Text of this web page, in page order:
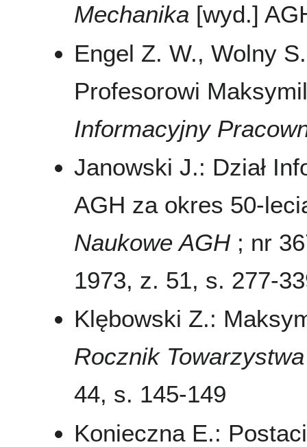
Mechanika [wyd.]
Engel Z. W., Wolny
Profesorowi
Informacyjny
Janowski J.: Dział
AGH za okres 50-
Naukowe AGH; nr
1973, z. 51, s. 277-
Klębowski Z.:
Rocznik
44, s. 145-149
Konieczna E.: